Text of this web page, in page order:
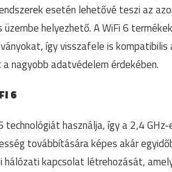
esetén lehetővé teszi az
helyezhető. A WiFi 6
így visszafele is kompatibilis
nagyobb adatvédelem érdekében.
6
technológiát használja, így a 2,4
továbbítására képes akár
hálózati kapcsolat létrehozását,